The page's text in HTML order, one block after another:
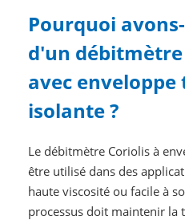
Pourquoi
d'un
avec
isolante ?
Le débitmètre Coriolis à
être utilisé dans des
haute viscosité ou facile à
processus doit maintenir la